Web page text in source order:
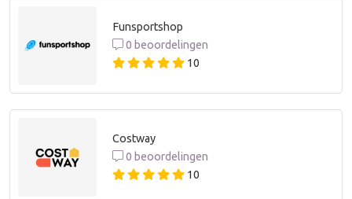
Funsportshop
0 beoordelingen
10
Costway
0 beoordelingen
10